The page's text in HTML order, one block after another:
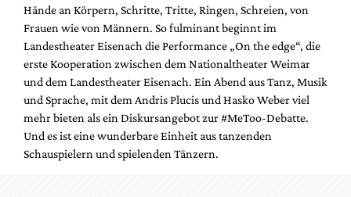
Podcast
Service
Shop / Abo
Newsletter
Redaktion
Autor:innen
Partner
Hände an Körpern, Schritte, Tritte, Ringen, Schreien, von
Frauen wie von Männern. So fulminant beginnt im
Landestheater Eisenach die Performance „On the edge“, die
erste Kooperation zwischen dem Nationaltheater Weimar
und dem Landestheater Eisenach. Ein Abend aus Tanz, Musik
und Sprache, mit dem Andris Plucis und Hasko Weber viel
mehr bieten als ein Diskursangebot zur #MeToo-Debatte.
Und es ist eine wunderbare Einheit aus tanzenden
Schauspielern und spielenden Tänzern.